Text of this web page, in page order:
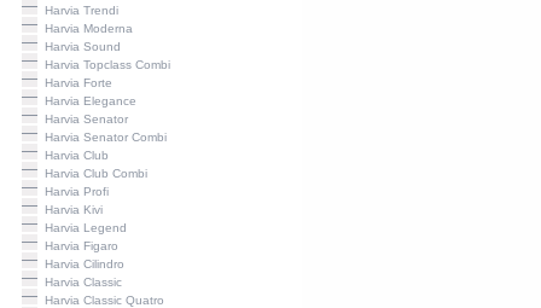
Harviа Trendi
Harviа Moderna
Harviа Sound
Harvia Topclass Combi
Harvia Forte
Harvia Elegance
Harvia Senator
Harvia Senator Combi
Harvia Сlub
Harvia Club Combi
Harvia Profi
Harviа Kivi
Harvia Legend
Harvia Figaro
Harvia Cilindro
Harviа Classic
Harvia Classic Quatro